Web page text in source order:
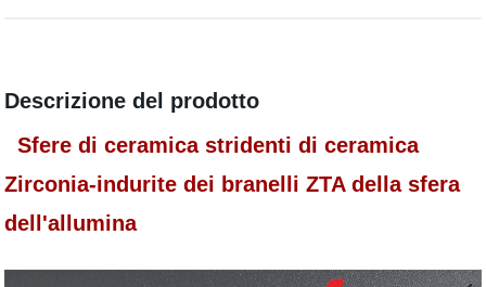
Descrizione del prodotto
Sfere di ceramica stridenti di ceramica
Zirconia-indurite dei branelli ZTA della sfera
dell'allumina